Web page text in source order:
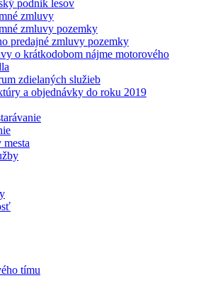
podnik lesov
zmluvy
zmluvy pozemky
predajné zmluvy pozemky
o krátkodobom nájme motorového
zdielaných služieb
a objednávky do roku 2019
tímu